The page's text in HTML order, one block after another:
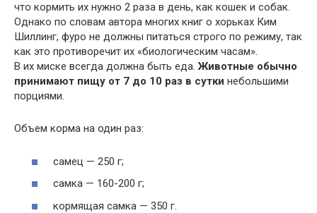
что кормить их нужно 2 раза в день, как кошек и собак.
Однако по словам автора многих книг о хорьках Ким
Шиллинг, фуро не должны питаться строго по режиму, так
как это противоречит их «биологическим часам».
В их миске всегда должна быть еда.Животные обычно
принимают пищу от 7 до 10 раз в сутки небольшими
порциями.
Объем корма на один раз:
самец — 250 г;
самка — 160-200 г;
кормящая самка — 350 г.